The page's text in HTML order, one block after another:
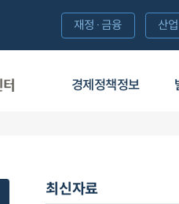
경제정책정보
재정·금융 산
최신자료